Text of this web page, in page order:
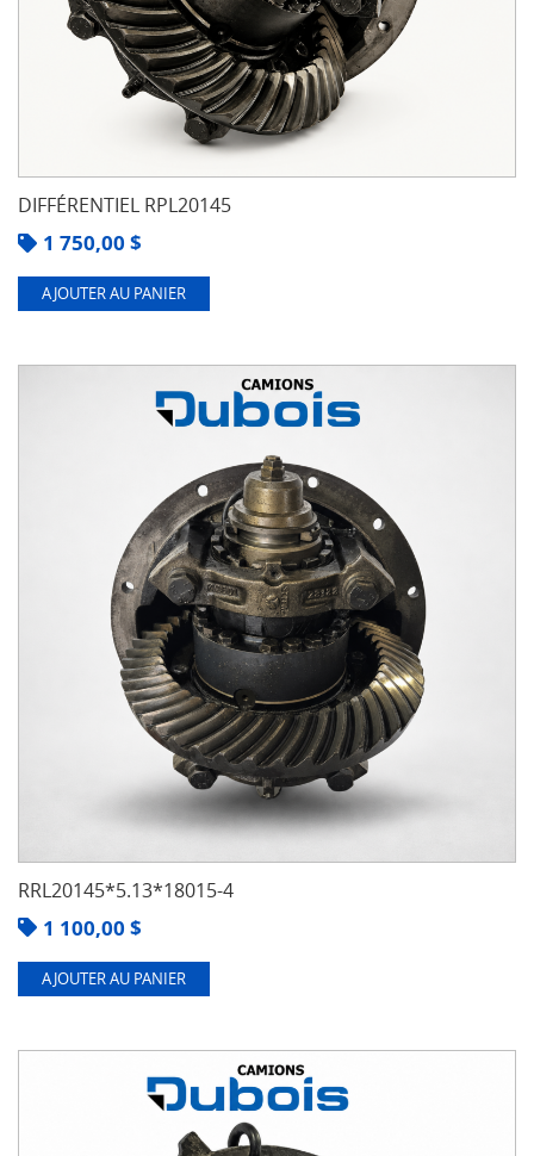
DIFFÉRENTIEL RPL20145
1 750,00 $
AJOUTER AU PANIER
RRL20145*5.13*18015-4
1 100,00 $
AJOUTER AU PANIER